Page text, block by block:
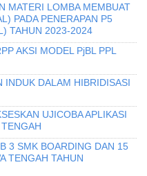
MATERI LOMBA MEMBUAT
PADA PENERAPAN P5
TAHUN 2023-2024
AKSI MODEL PjBL PPL
INDUK DALAM HIBRIDISASI
UJICOBA APLIKASI
3 SMK BOARDING DAN 15
TENGAH TAHUN